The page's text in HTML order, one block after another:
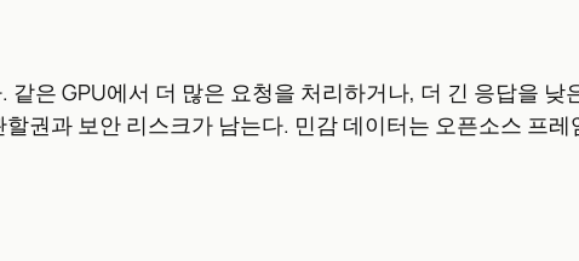
은 GPU에서 더 많은 요청을 처리하거나, 더 긴 응답을
권과 보안 리스크가 남는다. 민감 데이터는 오픈소스 프